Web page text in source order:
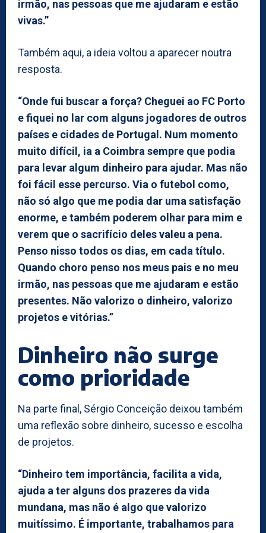
irmão, nas pessoas que me ajudaram e estão
vivas.”
Também aqui, a ideia voltou a aparecer noutra
resposta.
“Onde fui buscar a força? Cheguei ao FC Porto
e fiquei no lar com alguns jogadores de outros
países e cidades de Portugal. Num momento
muito difícil, ia a Coimbra sempre que podia
para levar algum dinheiro para ajudar. Mas não
foi fácil esse percurso. Via o futebol como,
não só algo que me podia dar uma satisfação
enorme, e também poderem olhar para mim e
verem que o sacrifício deles valeu a pena.
Penso nisso todos os dias, em cada título.
Quando choro penso nos meus pais e no meu
irmão, nas pessoas que me ajudaram e estão
presentes. Não valorizo o dinheiro, valorizo
projetos e vitórias.”
Dinheiro não surge
como prioridade
Na parte final, Sérgio Conceição deixou também
uma reflexão sobre dinheiro, sucesso e escolha
de projetos.
“Dinheiro tem importância, facilita a vida,
ajuda a ter alguns dos prazeres da vida
mundana, mas não é algo que valorizo
muitíssimo. É importante, trabalhamos para